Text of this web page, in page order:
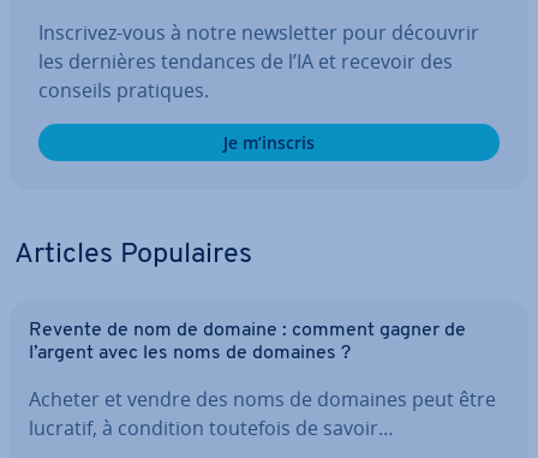
Inscrivez-vous à notre news­let­ter pour découvrir
les dernières tendances de l’IA et recevoir des
conseils pratiques.
Je m’inscris
Articles Po­pu­laires
Revente de nom de domaine : comment gagner de
l’argent avec les noms de domaines ?
Acheter et vendre des noms de domaines peut être
lucratif, à condition toutefois de savoir…